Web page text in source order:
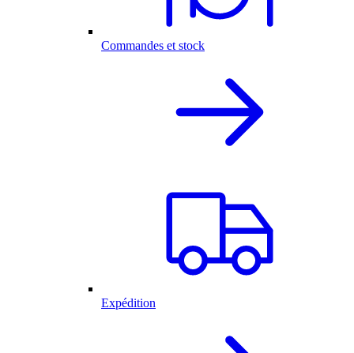
Commandes et stock
Expédition